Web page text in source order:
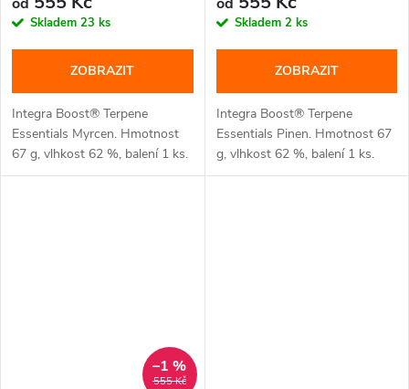
Skladem 23 ks
ZOBRAZIT
Integra Boost® Terpene
Essentials Myrcen. Hmotnost
67 g, vlhkost 62 %, balení 1 ks.
Skladem 2 ks
ZOBRAZIT
Integra Boost® Terpene
Essentials Pinen. Hmotnost 67
g, vlhkost 62 %, balení 1 ks.
555 Kč
–1 %